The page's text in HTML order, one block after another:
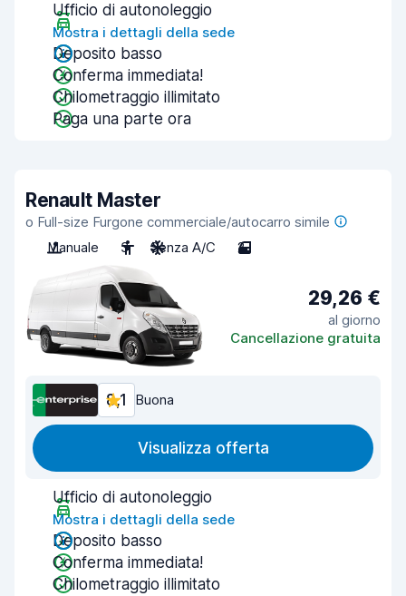
Ufficio di autonoleggio
Mostra i dettagli della sede
Deposito basso
Conferma immediata!
Chilometraggio illimitato
Paga una parte ora
Renault Master
o Full-size Furgone commerciale/autocarro simile
Manuale
3 Senza A/C 2
29,26 €
al giorno
Cancellazione gratuita
8,1 Buona
Visualizza offerta
Ufficio di autonoleggio
Mostra i dettagli della sede
Deposito basso
Conferma immediata!
Chilometraggio illimitato